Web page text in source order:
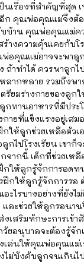
นเรื่องที่สำคัญที่สุด
ก คุณพ่อคุณแม่จึงต้อง
บ้าน คุณพ่อคุณแม่คว
ร้างความคุ้นเคยกับ
อคุณแม่อาจจะพาลูก
ถ้าทำได้ ควรพาลูก
ลากหลาย รวมถึงพา
ตรียมร่างกายของลูก
กทานอาหารที่มีปร
กายที่แข็งแรงอยู่เส
กให้ลูกช่วยเหลือตัวเ
ลูกไปโรงเรียน เขา
จากนี้ เด็กที่ช่วยเหลื
กให้ลูกรู้จักการอดท
ฝึกให้ลูกรู้จักการรอ
อะไรบางอย่างที่ยัง
และช่วยให้ลูกรอนาน
งเสริมทักษะการเข้า
วัยอนุบาลจะต้องรู้
เล่นให้คุณพ่อคุณแม่เ
ไม่บังคับลูกจนเกินไ